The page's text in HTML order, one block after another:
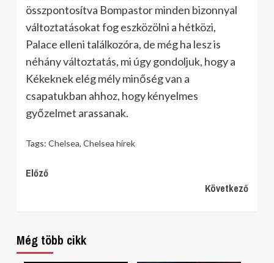
összpontosítva Bompastor minden bizonnyal
változtatásokat fog eszközölni a hétközi,
Palace elleni találkozóra, de még ha lesz is
néhány változtatás, mi úgy gondoljuk, hogy a
Kékeknek elég mély minőség van a
csapatukban ahhoz, hogy kényelmes
győzelmet arassanak.
Tags: Chelsea, Chelsea hírek
Continue
Előző
Következő
Még több cikk